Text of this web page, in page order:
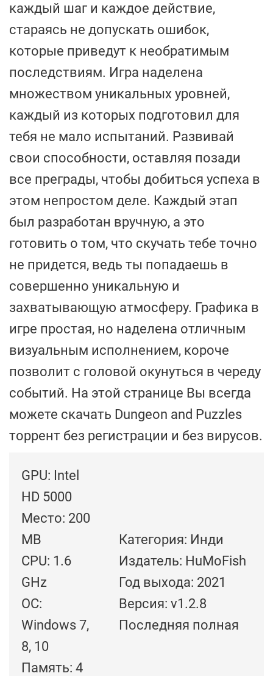
каждый шаг и каждое действие,
стараясь не допускать ошибок,
которые приведут к необратимым
последствиям. Игра наделена
множеством уникальных уровней,
каждый из которых подготовил для
тебя не мало испытаний. Развивай
свои способности, оставляя позади
все преграды, чтобы добиться успеха в
этом непростом деле. Каждый этап
был разработан вручную, а это
готовить о том, что скучать тебе точно
не придется, ведь ты попадаешь в
совершенно уникальную и
захватывающую атмосферу. Графика в
игре простая, но наделена отличным
визуальным исполнением, короче
позволит с головой окунуться в череду
событий. На этой странице Вы всегда
можете скачать Dungeon and Puzzles
торрент без регистрации и без вирусов.
GPU: Intel
HD 5000
Место: 200
MB
CPU: 1.6
GHz
ОС:
Windows 7,
8, 10
Память: 4
Категория: Инди
Издатель: HuMoFish
Год выхода: 2021
Версия: v1.2.8
Последняя полная